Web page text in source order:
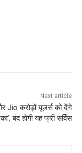
Next article
Jio करोड़ों यूजर्स को देंगे
बंद होगी यह फ्री सर्विस